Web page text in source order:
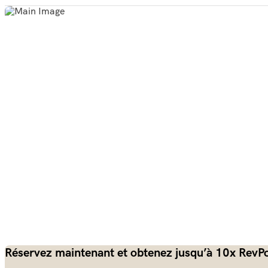
Réservez maintenant et obtenez jusqu’à 10x